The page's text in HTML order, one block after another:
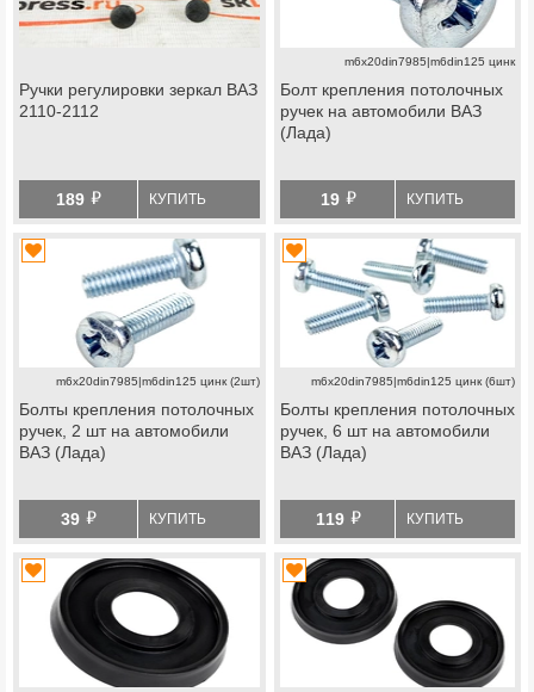
Ручки регулировки зеркал ВАЗ
2110-2112
189 й КУПИТЬ
m6x20din7985|m6din125 цинк
Болт крепления потолочных
ручек на автомобили ВАЗ
(Лада)
19 й КУПИТЬ
m6x20din7985|m6din125 цинк (2шт)
Болты крепления потолочных
ручек, 2 шт на автомобили
ВАЗ (Лада)
39 й КУПИТЬ
m6x20din7985|m6din125 цинк (6шт)
Болты крепления потолочных
ручек, 6 шт на автомобили
ВАЗ (Лада)
119 й КУПИТЬ